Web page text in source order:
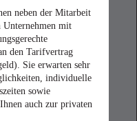
neben der Mitarbeit
mit
den Tarifvertrag
Sie erwarten sehr
individuelle
sowie
auch zur privaten